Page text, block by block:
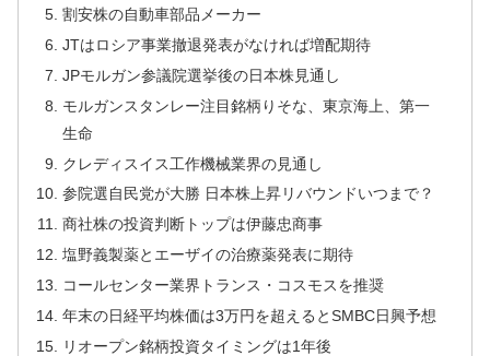
割安株の自動車部品メーカー
JTはロシア事業撤退発表がなければ増配期待
JPモルガン参議院選挙後の日本株見通し
モルガンスタンレー注目銘柄りそな、東京海上、第一
生命
クレディスイス工作機械業界の見通し
参院選自民党が大勝 日本株上昇リバウンドいつまで？
商社株の投資判断トップは伊藤忠商事
塩野義製薬とエーザイの治療薬発表に期待
コールセンター業界トランス・コスモスを推奨
年末の日経平均株価は3万円を超えるとSMBC日興予想
リオープン銘柄投資タイミングは1年後